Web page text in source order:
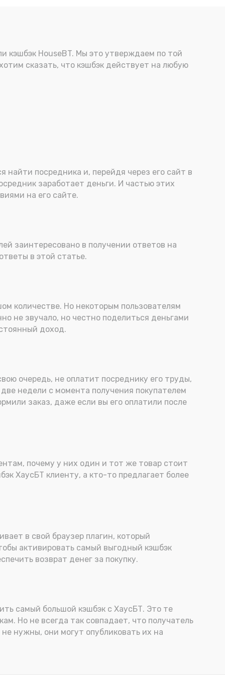
кэшбэк HouseBT. Мы это утверждаем по той
сказать, что кэшбэк действует на любую
посредника и, перейдя через его сайт в
заработает деньги. И частью этих
на его сайте.
заинтересовано в получении ответов на
в этой статье.
количестве. Но некоторым пользователям
не звучало, но честно поделиться деньгами
доход.
очередь, не оплатит посреднику его труды,
недели с момента получения покупателем
заказ, даже если вы его оплатили после
почему у них один и тот же товар стоит
ХаусБТ клиенту, а кто-то предлагает более
в свой браузер плагин, который
активировать самый выгодный кэшбэк
возврат денег за покупку.
самый большой кэшбэк с ХаусБТ. Это те
Но не всегда так совпадает, что получатель
нужны, они могут опубликовать их на